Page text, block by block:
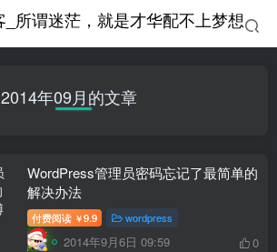
2014年09月的文章
WordPress管理员密码忘记了最简单的
解决办法
付费阅读 ￥9.9 wordpress
2014年9月6日 09:59 0